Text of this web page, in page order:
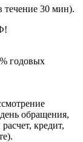
течение 30 мин).
годовых
обращения,
кредит,